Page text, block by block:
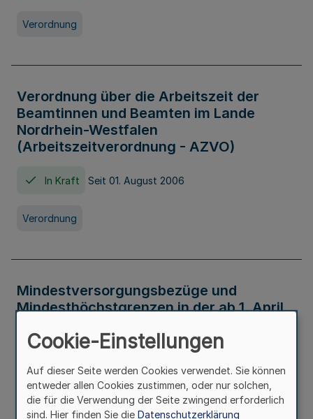
Verordnung
Verordnung über die Arbeitszeit der
Beamtinnen und Beamten im Lande
Nordrhein-Westfalen
(Arbeitszeitverordnung - AZVO)
In Kraft Seit 01. August 2006
Verordnung
Mindestversorgungsbezüge und
Mindesthöchstgrenzen in der ab 1. April
Verwaltungsvorschrift
Cookie-Einstellungen
Auf dieser Seite werden Cookies verwendet. Sie können
entweder allen Cookies zustimmen, oder nur solchen,
die für die Verwendung der Seite zwingend erforderlich
sind. Hier finden Sie die Datenschutzerklärung